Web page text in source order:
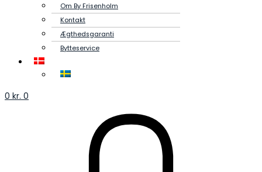
Om By Frisenholm
Kontakt
Ægthedsgaranti
Bytteservice
0 kr. 0